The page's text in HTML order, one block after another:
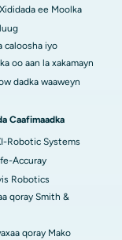
ee Moolka
caloosha iyo
oo aan la xakamayn
dadka waaweyn
Caafimaadka
Robotic Systems
Accuray
Robotics
qoray Smith &
qoray Mako